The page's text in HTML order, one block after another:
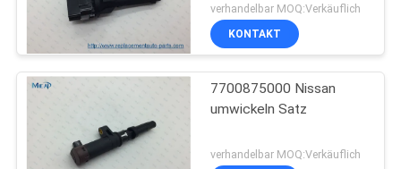
verhandelbar MOQ:Verkäuflich
KONTAKT
7700875000 Nissan
umwickeln Satz
verhandelbar MOQ:Verkäuflich